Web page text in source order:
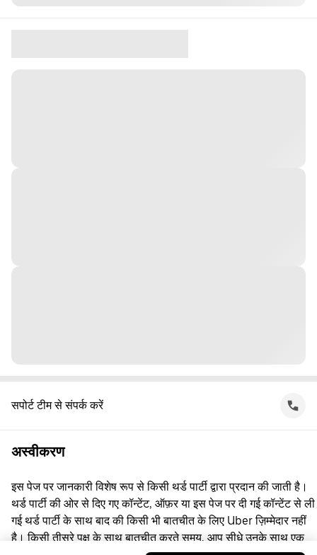
सपोर्ट टीम से संपर्क करें
अस्वीकरण
इस पेज पर जानकारी विशेष रूप से किसी थर्ड पार्टी द्वारा प्रदान की जाती है।
थर्ड पार्टी की ओर से दिए गए कॉन्टेंट, ऑफ़र या इस पेज पर दी गई कॉन्टेंट से ली
गई थर्ड पार्टी के साथ बाद की किसी भी बातचीत के लिए Uber ज़िम्मेदार नहीं
है। किसी तीसरे पक्ष के साथ बातचीत करते समय, आप सीधे उनके साथ एक